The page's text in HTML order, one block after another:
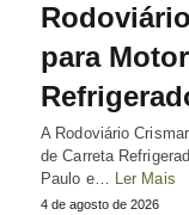
para
A Rodoviário
de Carreta
Paulo e… Ler Mais
4 de agosto de 2026